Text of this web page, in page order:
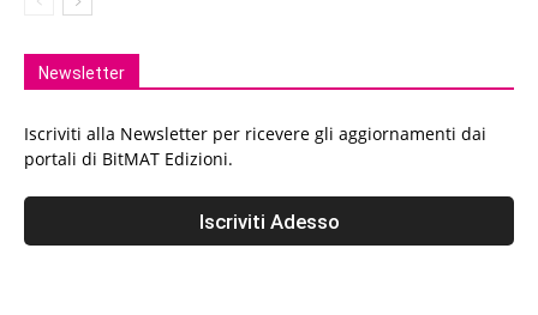
Newsletter
Iscriviti alla Newsletter per ricevere gli aggiornamenti dai
portali di BitMAT Edizioni.